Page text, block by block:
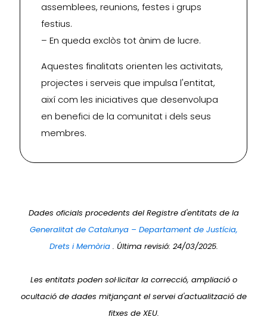
assemblees, reunions, festes i grups
festius.
– En queda exclòs tot ànim de lucre.
Aquestes finalitats orienten les activitats,
projectes i serveis que impulsa l'entitat,
així com les iniciatives que desenvolupa
en benefici de la comunitat i dels seus
membres.
Dades oficials procedents del Registre d'entitats de la
Generalitat de Catalunya – Departament de Justícia,
Drets i Memòria . Última revisió: 24/03/2025.
Les entitats poden sol·licitar la correcció, ampliació o
ocultació de dades mitjançant el servei d'actualització de
fitxes de XEU.